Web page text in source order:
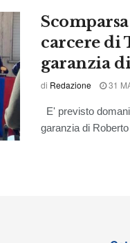
carcere di
garanzia
di Redazione 31
E' previsto
garanzia di